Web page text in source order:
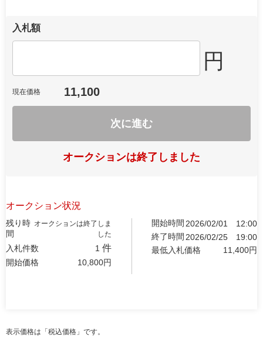
入札額
円
現在価格 11,100
次に進む
オークションは終了しました
オークション状況
残り時
間
オークションは終了しま
した
入札件数 1 件
開始価格 10,800円
開始時間 2026/02/01
12:00
終了時間 2026/02/25
19:00
最低入札価格
11,400円
表示価格は「税込価格」です。